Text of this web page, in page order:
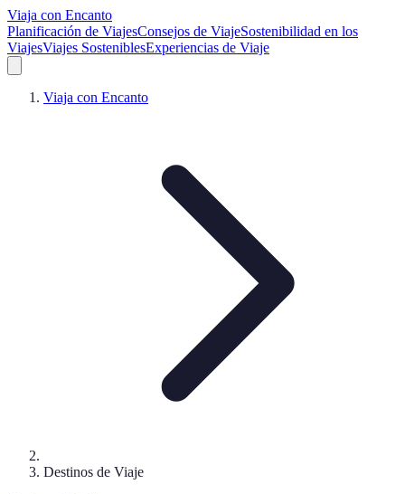
Viaja con Encanto
Planificación de ViajesConsejos de ViajeSostenibilidad en los
ViajesViajes SosteniblesExperiencias de Viaje
Viaja con Encanto
Destinos de Viaje